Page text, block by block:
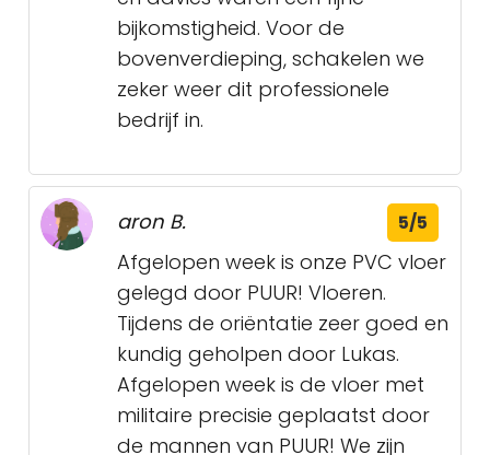
bijkomstigheid. Voor de
bovenverdieping, schakelen we
zeker weer dit professionele
bedrijf in.
aron B. 5/5
Afgelopen week is onze PVC vloer
gelegd door PUUR! Vloeren.
Tijdens de oriëntatie zeer goed en
kundig geholpen door Lukas.
Afgelopen week is de vloer met
militaire precisie geplaatst door
de mannen van PUUR! We zijn